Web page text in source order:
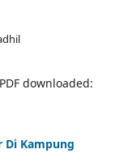
downloaded:
Di Kampung